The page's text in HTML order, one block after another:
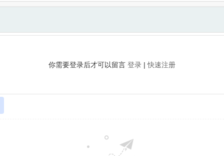
你需要登录后才可以留言 登录 |快速注册